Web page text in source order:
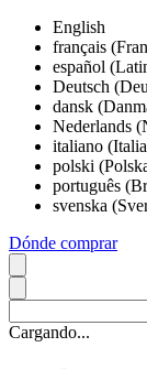
English
français
español
Deutsch
dansk
Nederlands
italiano
polski
português
svenska
Dónde comprar
Cargando...